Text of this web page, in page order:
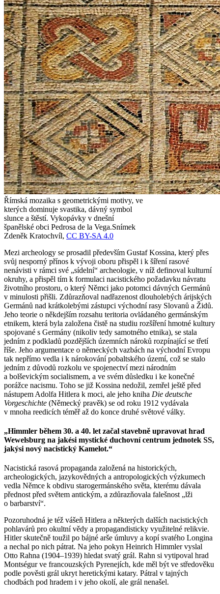
Římská mozaika s geometrickými motivy, ve
kterých dominuje svastika, dávný symbol
slunce a štěstí. Vykopávky v dnešní
španělské obci Pedrosa de la Vega.Snímek
Zdeněk Kratochvíl, CC BY-SA 4.0
Mezi archeology se prosadil především Gustaf Kossina, který přes
svůj nesporný přínos k vývoji oboru přispěl i k šíření rasové
nenávisti v rámci své „sídelní“ archeologie, v níž definoval kulturní
okruhy, a přispěl tím k formulaci nacistického požadavku návratu
životního prostoru, o který Němci jako potomci dávných Germánů
v minulosti přišli. Zdůrazňoval nadřazenost dlouholebých árijských
Germánů nad krátkolebými zástupci východní rasy Slovanů a Židů.
Jeho teorie o někdejším rozsahu teritoria ovládaného germánským
etnikem, která byla založena čistě na studiu rozšíření hmotné kultury
spojované s Germány (nikoliv tedy samotného etnika), se stala
jedním z podkladů pozdějších územních nároků rozpínající se třetí
říše. Jeho argumentace o německých vazbách na východní Evropu
tak nepřímo vedla i k nárokování pobaltského území, což se stalo
jedním z důvodů rozkolu ve spojenectví mezi národním
a bolševickým socialismem, a ve svém důsledku i ke konečné
porážce nacismu. Toho se již Kossina nedožil, zemřel ještě před
nástupem Adolfa Hitlera k moci, ale jeho kniha Die deutsche
Vorgeschichte (Německý pravěk) se od roku 1912 vydávala
v mnoha reedicích téměř až do konce druhé světové války.
„Himmler během 30. a 40. let začal stavebně upravovat hrad
Wewelsburg na jakési mystické duchovní centrum jednotek SS,
jakýsi nový nacistický Kamelot.“
Nacistická rasová propaganda založená na historických,
archeologických, jazykovědných a antropologických výzkumech
vedla Němce k obdivu starogermánského světa, kterému dávala
přednost před světem antickým, a zdůrazňovala falešnost „lži
o barbarství“.
Pozoruhodná je též vášeň Hitlera a některých dalších nacistických
pohlavárů pro okultní vědy a propagandisticky využitelné relikvie.
Hitler skutečně toužil po bájné arše úmluvy a kopí svatého Longina
a nechal po nich pátrat. Na jeho pokyn Heinrich Himmler vyslal
Otto Rahna (1904–1939) hledat svatý grál. Rahn si vytipoval hrad
Montségur ve francouzských Pyrenejích, kde měl být ve středověku
podle pověsti grál ukryt heretickými katary. Pátral v tajných
chodbách pod hradem i v jeho okolí, ale grál nenašel.